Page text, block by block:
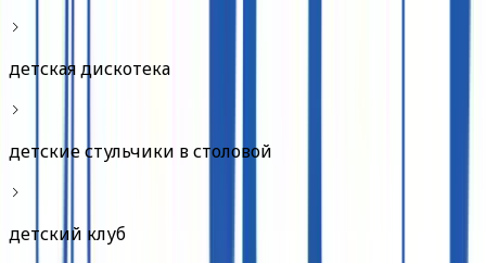
детская дискотека
детские стульчики в столовой
детский клуб